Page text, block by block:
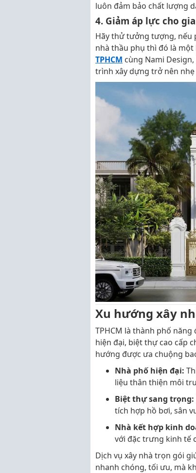
luôn đảm bảo chất lượng
4. Giảm áp lực cho
Hãy thử tưởng tượng, nếu
nhà thầu phụ thì đó là
TPHCM cùng Nami
trình xây dựng trở nên
Xu hướng xây
TPHCM là thành phố
hiện đại, biệt thự cao cấp
hướng được ưa chuộng
Nhà phố hiện đại:
liệu thân thiện môi
Biệt thự sang trọng:
tích hợp hồ bơi, sân
Nhà kết hợp kinh
với đặc trưng kinh tế
Dịch vụ xây nhà trọn gói
nhanh chóng, tối ưu, mà